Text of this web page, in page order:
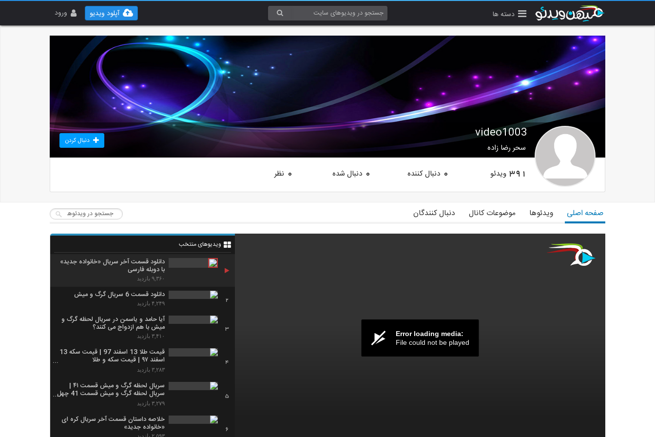
دسته ها ورود آپلود ویدیو
video1003
سحر رضا زاده
دنبال کردن
391 ویدئو 0 دنبال کننده 0 دنبال شده 0 نظر
صفحه اصلی ویدئوها موضوعات کانال دنبال کنندگان
Error loading media:
File could not be played
ویدیوهای منتخب
دانلود قسمت آخر سریال «خانواده جدید»
با دوبله فارسی
۹,۳۶۰ بازدید
2
دانلود قسمت 6 سریال گرگ و میش
۴,۲۴۹ بازدید
3
آیا حامد و یاسمن در سریال لحظه گرگ و
میش با هم ازدواج می کنند؟
۳,۴۱۰ بازدید
4
قیمت طلا 13 اسفند 97 | قیمت سکه 13
اسفند ۹۷ | قیمت سکه و طلا
1397/12/13
۳,۲۸۳ بازدید
5
سریال لحظه گرگ و میش قسمت ۴۱ |
سریال لحظه گرگ و میش قسمت 41 چهل
و یکم
۳,۲۷۹ بازدید
6
خلاصه داستان قسمت آخر سریال کره ای
«خانواده جدید»